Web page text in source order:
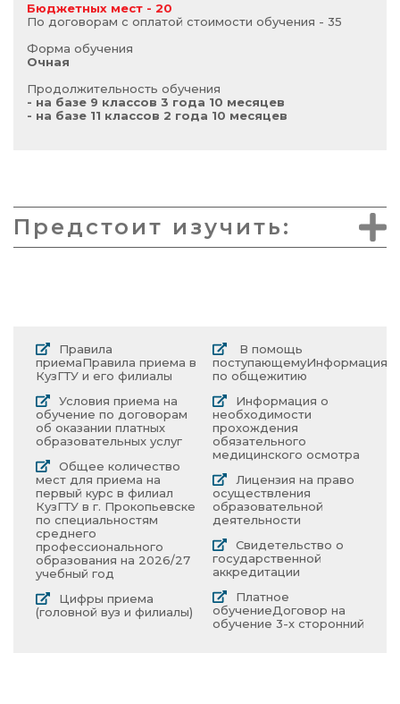
Бюджетных мест - 20
По договорам с оплатой стоимости обучения - 35
Форма обучения
Очная
Продолжительность обучения
- на базе 9 классов 3 года 10 месяцев
- на базе 11 классов 2 года 10 месяцев
Предстоит изучить:
Правила
приемаПравила приема в
КузГТУ и его филиалы
Условия приема на
обучение по договорам
об оказании платных
образовательных услуг
Общее количество
мест для приема на
первый курс в филиал
КузГТУ в г. Прокопьевске
по специальностям
среднего
профессионального
образования на 2026/27
учебный год
Цифры приема
(головной вуз и филиалы)
В помощь
поступающемуИнформация
по общежитию
Информация о
необходимости
прохождения
обязательного
медицинского осмотра
Лицензия на право
осуществления
образовательной
деятельности
Свидетельство о
государственной
аккредитации
Платное
обучениеДоговор на
обучение 3-х сторонний